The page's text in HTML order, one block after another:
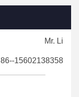
Mr. Li
86--15602138358